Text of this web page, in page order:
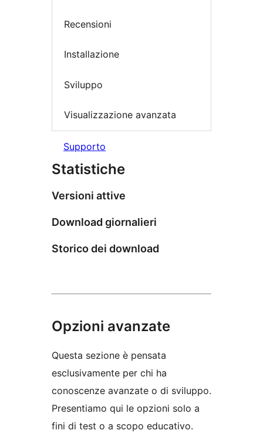
Recensioni
Installazione
Sviluppo
Visualizzazione avanzata
Supporto
Statistiche
Versioni attive
Download giornalieri
Storico dei download
Opzioni avanzate
Questa sezione è pensata
esclusivamente per chi ha
conoscenze avanzate o di sviluppo.
Presentiamo qui le opzioni solo a
fini di test o a scopo educativo.